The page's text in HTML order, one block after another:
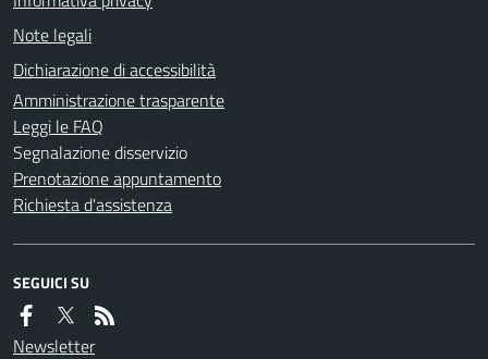
Note legali
Dichiarazione di accessibilità
Amministrazione trasparente
Leggi le FAQ
Segnalazione disservizio
Prenotazione appuntamento
Richiesta d'assistenza
SEGUICI SU
Newsletter